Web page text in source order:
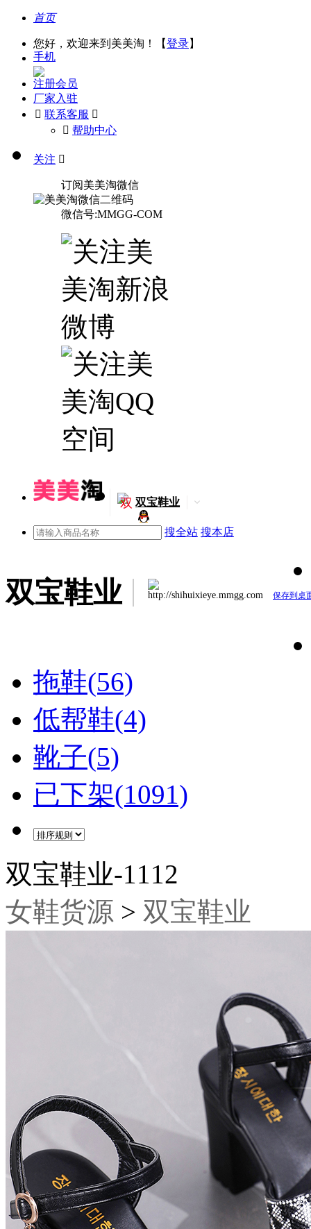
首页
您好，欢迎来到美美淘！【登录】
手机
注册会员
厂家入驻
 联系客服 
󰅃 帮助中心
关注 
订阅美美淘微信
微信号:MMGG-COM
双 双宝鞋业
搜全站 搜本店
双宝鞋业 http://shihuixieye.mmgg.com 保存到桌
拖鞋(56)
低帮鞋(4)
靴子(5)
已下架(1091)
双宝鞋业-1112
女鞋货源 > 双宝鞋业